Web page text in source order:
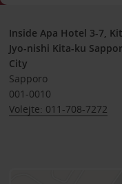
Inside Apa Hotel 3-7,
Jyo-nishi Kita-ku
City
Sapporo
001-0010
Volejte: 011-708-7272